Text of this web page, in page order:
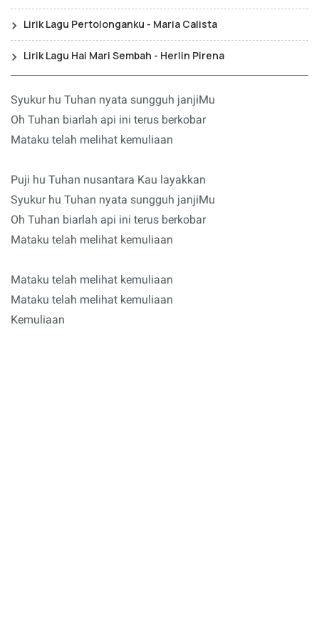
Lirik Lagu Pertolonganku - Maria Calista
Lirik Lagu Hai Mari Sembah - Herlin Pirena
Syukur hu Tuhan nyata sungguh janjiMu
Oh Tuhan biarlah api ini terus berkobar
Mataku telah melihat kemuliaan
Puji hu Tuhan nusantara Kau layakkan
Syukur hu Tuhan nyata sungguh janjiMu
Oh Tuhan biarlah api ini terus berkobar
Mataku telah melihat kemuliaan
Mataku telah melihat kemuliaan
Mataku telah melihat kemuliaan
Kemuliaan